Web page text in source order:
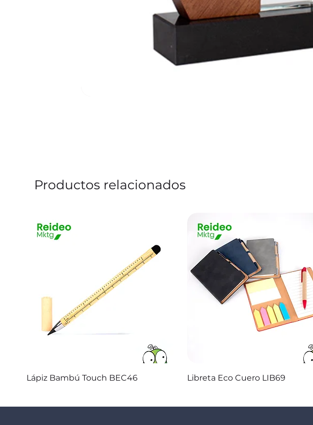
Productos relacionados
Vista rápida
Lápiz Bambú Touch BEC46 Vista rápida
Libreta Eco Cuero LIB69